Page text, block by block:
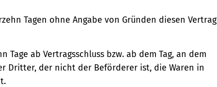
Tagen ohne Angabe von Gründen diesen Vertrag
ab Vertragsschluss bzw. ab dem Tag, an dem
Dritter, der nicht der Beförderer ist, die Waren in